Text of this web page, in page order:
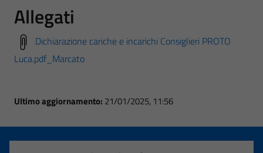
Allegati
Dichiarazione cariche e incarichi Consiglieri PROTO
Luca.pdf_Marcato
Ultimo aggiornamento: 21/01/2025, 11:56